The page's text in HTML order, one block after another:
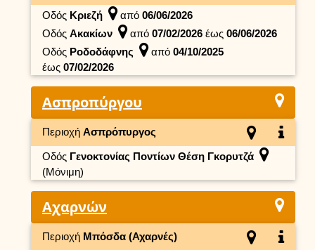
Οδός Κριεζή από 06/06/2026
Οδός Ακακίων από 07/02/2026 έως 06/06/2026
Οδός Ροδοδάφνης από 04/10/2025
έως 07/02/2026
Ασπροπύργου
Περιοχή Ασπρόπυργος
Οδός Γενοκτονίας Ποντίων Θέση Γκορυτζά
(Μόνιμη)
Αχαρνών
Περιοχή Μπόσδα (Αχαρνές)